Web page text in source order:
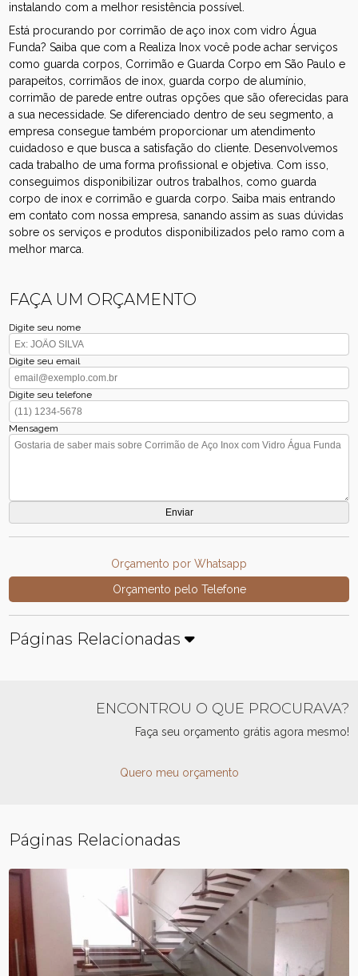
instalando com a melhor resistência possível.
Está procurando por corrimão de aço inox com vidro Água
Funda? Saiba que com a Realiza Inox você pode achar serviços
como guarda corpos, Corrimão e Guarda Corpo em São Paulo e
parapeitos, corrimãos de inox, guarda corpo de alumínio,
corrimão de parede entre outras opções que são oferecidas para
a sua necessidade. Se diferenciado dentro de seu segmento, a
empresa consegue também proporcionar um atendimento
cuidadoso e que busca a satisfação do cliente. Desenvolvemos
cada trabalho de uma forma profissional e objetiva. Com isso,
conseguimos disponibilizar outros trabalhos, como guarda
corpo de inox e corrimão e guarda corpo. Saiba mais entrando
em contato com nossa empresa, sanando assim as suas dúvidas
sobre os serviços e produtos disponibilizados pelo ramo com a
melhor marca.
FAÇA UM ORÇAMENTO
Digite seu nome
Digite seu email
Digite seu telefone
Mensagem
Orçamento por Whatsapp
Orçamento pelo Telefone
Páginas Relacionadas
ENCONTROU O QUE PROCURAVA?
Faça seu orçamento grátis agora mesmo!
Quero meu orçamento
Páginas Relacionadas